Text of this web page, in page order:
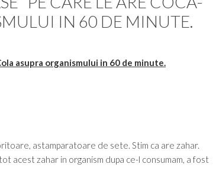
IN 60 DE MINUTE.
asupra organismului in 60 de minute.
astamparatoare de sete. Stim ca are zahar.
acest zahar in organism dupa ce-l consumam, a fost